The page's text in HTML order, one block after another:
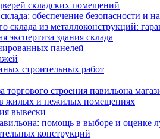
складских помещений
обеспечение безопасности и
склада из металлоконструкций:
экспертиза здания склада
панелей
строительных работ
торгового строения павильона
жилых и нежилых помещениях
вывески
помощь в выборе и оценке
конструкций